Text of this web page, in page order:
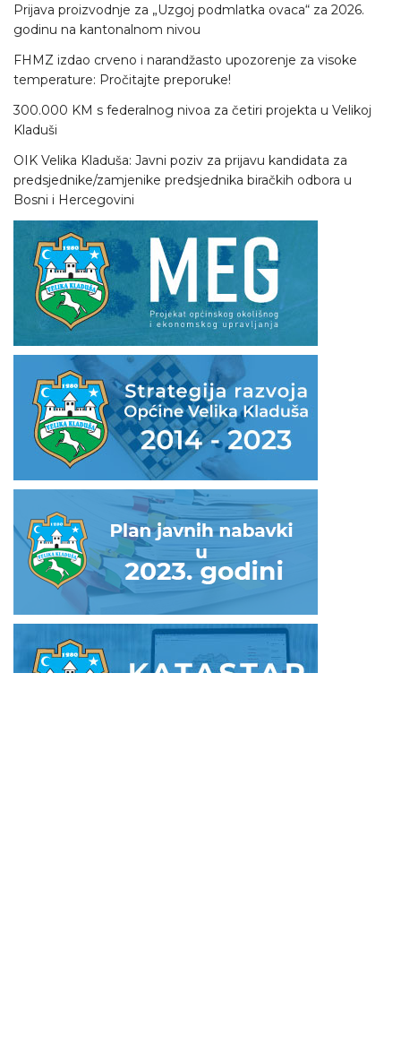
Prijava proizvodnje za „Uzgoj podmlatka ovaca“ za 2026.
godinu na kantonalnom nivou
FHMZ izdao crveno i narandžasto upozorenje za visoke
temperature: Pročitajte preporuke!
300.000 KM s federalnog nivoa za četiri projekta u Velikoj
Kladuši
OIK Velika Kladuša: Javni poziv za prijavu kandidata za
predsjednike/zamjenike predsjednika biračkih odbora u
Bosni i Hercegovini